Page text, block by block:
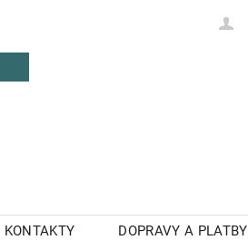
KONTAKTY DOPRAVY A PLATBY